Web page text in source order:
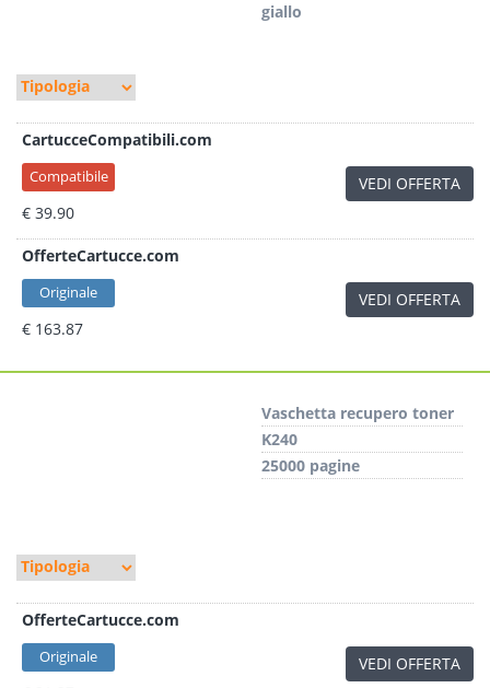
giallo
CartucceCompatibili.com
Compatibile
€ 39.90
VEDI OFFERTA
OfferteCartucce.com
Originale
€ 163.87
VEDI OFFERTA
Vaschetta recupero toner
K240
25000 pagine
OfferteCartucce.com
Originale VEDI OFFERTA